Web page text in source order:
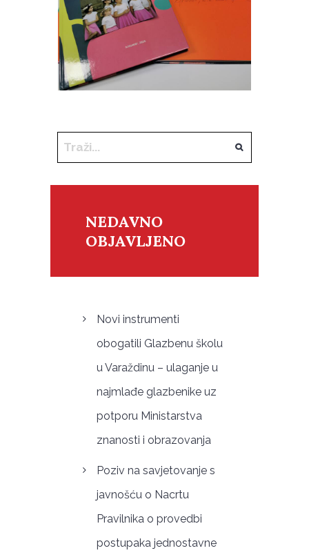
NEDAVNO
OBJAVLJENO
Novi instrumenti
obogatili Glazbenu školu
u Varaždinu – ulaganje u
najmlađe glazbenike uz
potporu Ministarstva
znanosti i obrazovanja
Poziv na savjetovanje s
javnošću o Nacrtu
Pravilnika o provedbi
postupaka jednostavne